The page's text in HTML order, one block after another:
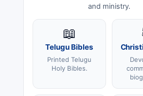
and ministry.
📖
Telugu Bibles
Printed Telugu
Holy Bibles.